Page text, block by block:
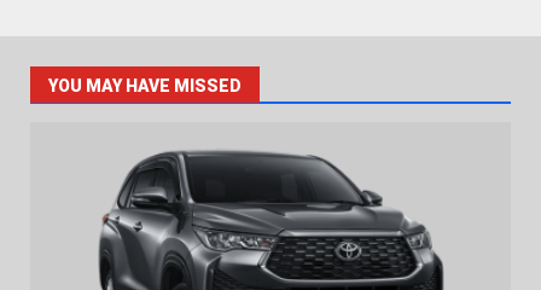
YOU MAY HAVE MISSED